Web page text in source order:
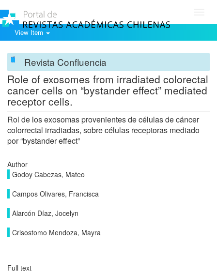
View Item
Revista Confluencia
Role of exosomes from irradiated colorectal
cancer cells on “bystander effect” mediated
receptor cells.
Rol de los exosomas provenientes de células de cáncer
colorrectal irradiadas, sobre células receptoras mediado
por “bystander effect”
Author
Godoy Cabezas, Mateo
Campos Olivares, Francisca
Alarcón Díaz, Jocelyn
Crisostomo Mendoza, Mayra
Full text